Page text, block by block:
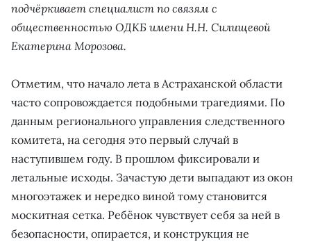
подчёркивает специалист по связям с
общественностью ОДКБ имени Н.Н. Силищевой
Екатерина Морозова.
Отметим, что начало лета в Астраханской области
часто сопровождается подобными трагедиями. По
данным регионального управления следственного
комитета, на сегодня это первый случай в
наступившем году. В прошлом фиксировали и
летальные исходы. Зачастую дети выпадают из окон
многоэтажек и нередко виной тому становится
москитная сетка. Ребёнок чувствует себя за ней в
безопасности, опирается, и конструкция не